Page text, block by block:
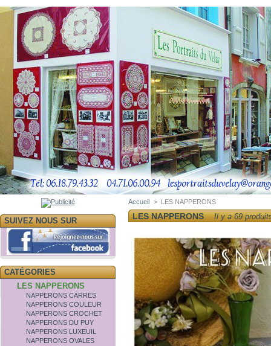
SUIVEZ NOUS SUR
CATÉGORIES
LES NAPPERONS
NAPPERONS CARRES
NAPPERONS COULEUR
NAPPERONS CROCHET
NAPPERONS DU PUY
NAPPERONS LUXEUIL
NAPPERONS OVALES
Accueil > LES NAPPERONS
LES NAPPERONS Il y a 69